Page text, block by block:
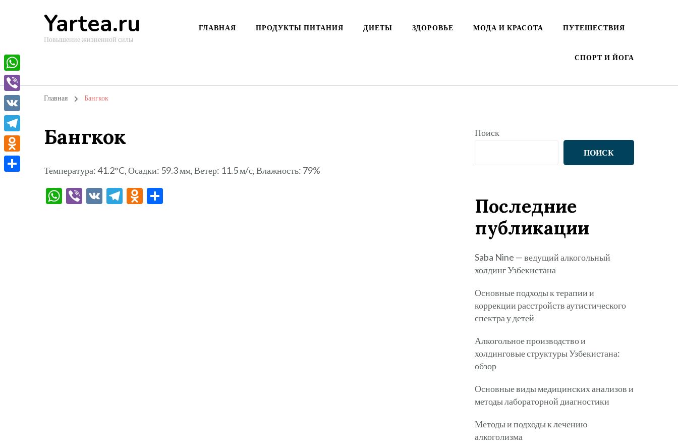
Yartea.ru
Повышение жизненной силы
ГЛАВНАЯ ПРОДУКТЫ ПИТАНИЯ ДИЕТЫ ЗДОРОВЬЕ МОДА И КРАСОТА ПУТЕШЕСТВИЯ
СПОРТ И ЙОГА
Главная Бангкок
Бангкок
Температура: 41.2°C, Осадки: 59.3 мм, Ветер: 11.5 м/с, Влажность: 79%
WhatsApp
Viber
VK Telegram
Odnoklassniki
Поиск
ПОИСК
Последние
публикации
Saba Nine — ведущий алкогольный
холдинг Узбекистана
Основные подходы к терапии и
коррекции расстройств аутистического
спектра у детей
Алкогольное производство и
холдинговые структуры Узбекистана:
обзор
Основные виды медицинских анализов и
методы лабораторной диагностики
Методы и подходы к лечению
алкоголизма
WhatsApp
Viber
VK
Telegram
Odnoklassniki